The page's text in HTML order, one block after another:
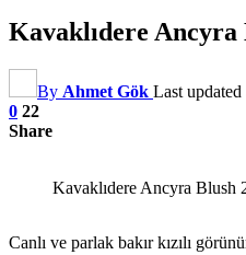
Kavaklıdere Ancyra
By Ahmet Gök Last updated
0 22
Share
Kavaklıdere Ancyra Blush
Canlı ve parlak bakır kızılı